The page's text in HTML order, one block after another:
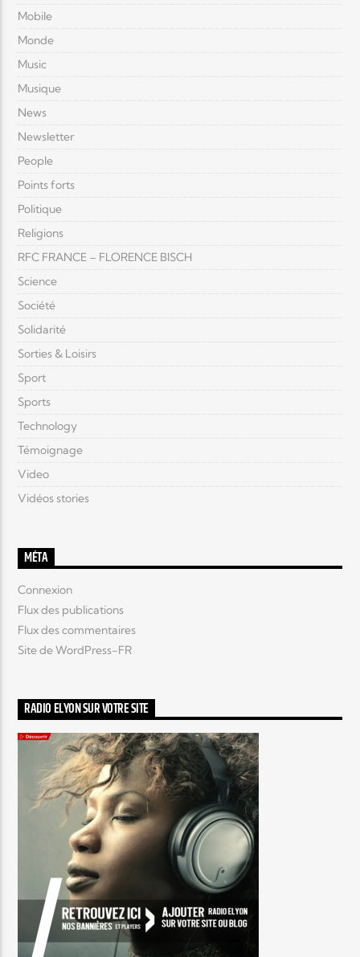
Mobile
Monde
Music
Musique
News
Newsletter
People
Points forts
Politique
Religions
RFC FRANCE – FLORENCE BISCH
Science
Société
Solidarité
Sorties & Loisirs
Sport
Sports
Technology
Témoignage
Video
Vidéos stories
MÉTA
Connexion
Flux des publications
Flux des commentaires
Site de WordPress-FR
RADIO ELYON SUR VOTRE SITE